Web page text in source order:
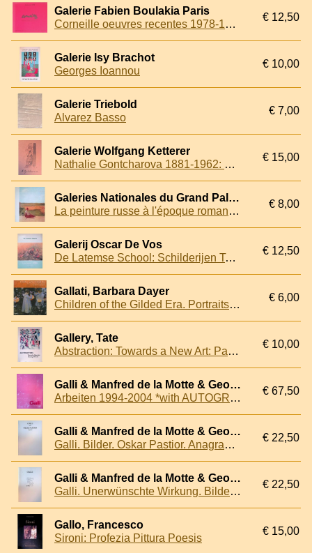
Galerie Fabien Boulakia Paris
Corneille oeuvres recentes 1978-1979
€ 12,50
Galerie Isy Brachot
Georges Ioannou
€ 10,00
Galerie Triebold
Alvarez Basso
€ 7,00
Galerie Wolfgang Ketterer
Nathalie Gontcharova 1881-1962: Gemälde Aquarelle Zeichnungen: Lagerkatalog 85
€ 15,00
Galeries Nationales du Grand Palais
La peinture russe à l'époque romantique
€ 8,00
Galerij Oscar De Vos
De Latemse School: Schilderijen Tekeningen Beeldhouwwerk
€ 12,50
Gallati, Barbara Dayer
Children of the Gilded Era. Portraits by Sargent, Renoir, Cassatt and their Contemporaries
€ 6,00
Gallery, Tate
Abstraction: Towards a New Art: Painting 1910-20
€ 10,00
Galli & Manfred de la Motte & Georg Nothelfer
Arbeiten 1994-2004 *with AUTOGRAPH SIGNED DEDICATION to ARMANDO*
€ 67,50
Galli & Manfred de la Motte & Georg Nothelfer
Galli. Bilder. Oskar Pastior. Anagramme *with AUTOGRAPH SIGNED DEDICATION to ARMANDO*
€ 22,50
Galli & Manfred de la Motte & Georg Nothelfer
Galli. Unerwünschte Wirkung. Bilder und Zeichnungen 1988-1991: Berlin - Florenz - Berlin *with AUTOGRAPH SIGNED DEDICATION to ARMANDO*
€ 22,50
Gallo, Francesco
Sironi: Profezia Pittura Poesis
€ 15,00